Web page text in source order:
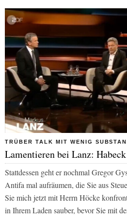
TRÜBER TALK MIT WENIG
Lamentieren bei Lanz:
Stattdessen geht er nochmal Gregor
Antifa mal aufräumen, die Sie aus
Sie mich jetzt mit Herrn Höcke
in Ihrem Laden sauber, bevor Sie mit